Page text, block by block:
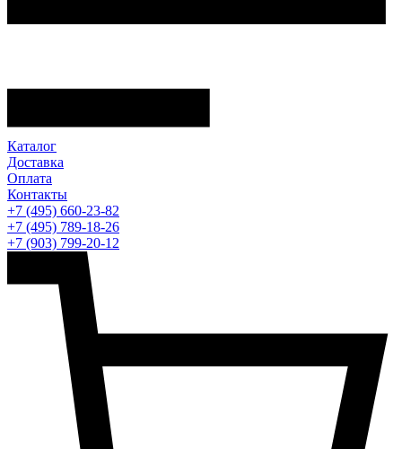
Каталог
Доставка
Оплата
Контакты
+7 (495) 660-23-82
+7 (495) 789-18-26
+7 (903) 799-20-12